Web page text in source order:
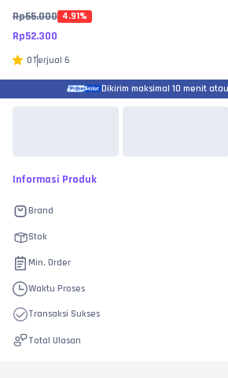
Rp55.000 4.91%
Rp52.300
0Terjual 6
Dikirim maksimal 10 menit
Informasi Produk
Brand
Stok
Min. Order
Waktu Proses
Transaksi Sukses
Total Ulasan